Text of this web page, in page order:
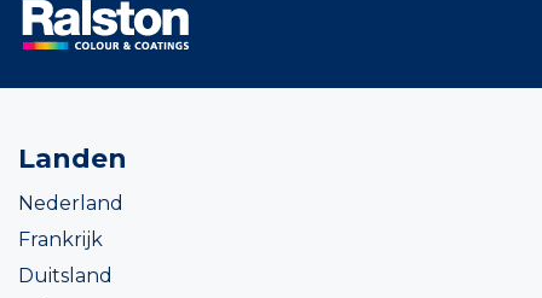
Landen
Nederland
Frankrijk
Duitsland